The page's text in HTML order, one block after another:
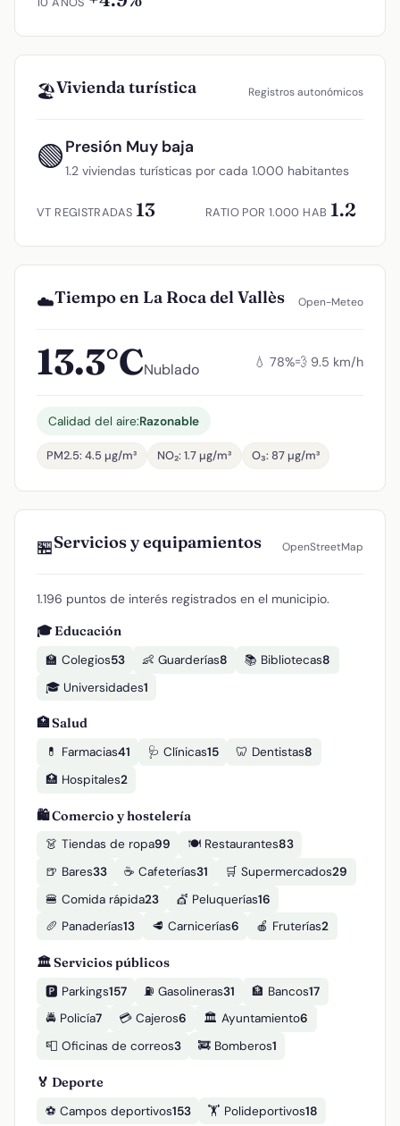
🏖️Vivienda turística Registros autonómicos
🟢Presión Muy baja
1.2 viviendas turísticas por cada 1.000 habitantes
VT REGISTRADAS 13 RATIO POR 1.000 HAB 1.2
☁️Tiempo en La Roca del Vallès Open-Meteo
13.3°CNublado 💧 78%💨 9.5 km/h
Calidad del aire:Razonable
PM2.5: 4.5 µg/m³ NO₂: 1.7 µg/m³ O₃: 87 µg/m³
🏪Servicios y equipamientos OpenStreetMap
1.196 puntos de interés registrados en el municipio.
🎓 Educación
🏫 Colegios53 👶 Guarderías8 📚 Bibliotecas8
🎓 Universidades1
🏥 Salud
💊 Farmacias41 🩺 Clínicas15 🦷 Dentistas8
🏥 Hospitales2
🛍️ Comercio y hostelería
👗 Tiendas de ropa99 🍽️ Restaurantes83
🍺 Bares33 ☕ Cafeterías31 🛒 Supermercados29
🍔 Comida rápida23 💇 Peluquerías16
🥖 Panaderías13 🥩 Carnicerías6 🍎 Fruterías2
🏛️ Servicios públicos
🅿️ Parkings157 ⛽ Gasolineras31 🏦 Bancos17
🚔 Policía7 💳 Cajeros6 🏛️ Ayuntamiento6
📮 Oficinas de correos3 🚒 Bomberos1
🏅 Deporte
⚽ Campos deportivos153 🏋️ Polideportivos18